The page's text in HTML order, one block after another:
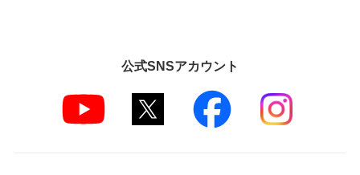
公式SNSアカウント